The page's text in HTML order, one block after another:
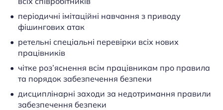
періодичні імітаційні навчання з приводу
фішингових атак
ретельні спеціальні перевірки всіх нових
працівників
чітке роз’яснення всім працівникам про правила
та порядок забезпечення безпеки
дисциплінарні заходи за недотримання правили
забезпечення безпеки